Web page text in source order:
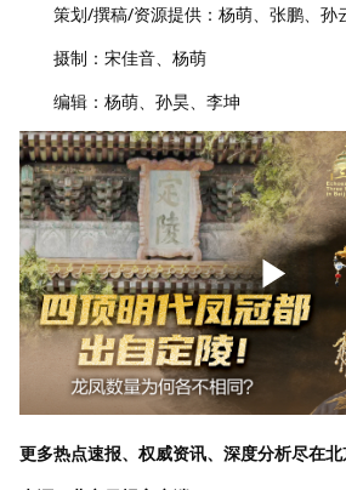
策划/撰稿/资源提供：杨萌、张鹏、孙
摄制：宋佳音、杨萌
编辑：杨萌、孙昊、李坤
更多热点速报、权威资讯、深度分析尽在